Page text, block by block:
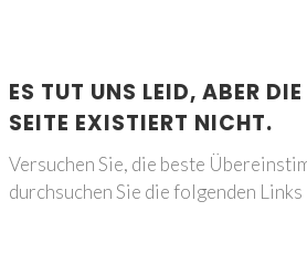
ES TUT UNS LEID, ABER
SEITE EXISTIERT NICHT.
Versuchen Sie, die beste
durchsuchen Sie die folgenden Links